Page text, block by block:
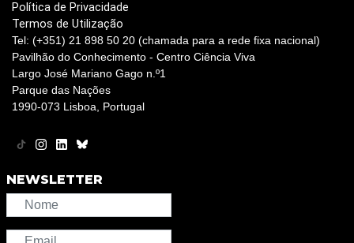
Política de Privacidade
Termos de Utilização
Tel: (+351) 21 898 50 20 (chamada para a rede fixa nacional)
Pavilhão do Conhecimento - Centro Ciência Viva
Largo José Mariano Gago n.º1
Parque das Nações
1990-073 Lisboa, Portugal
NEWSLETTER